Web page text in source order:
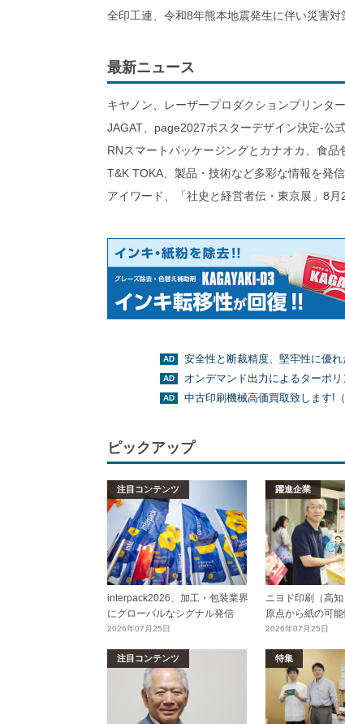
全印工連、令和8年熊本地震発生に伴い災害対
最新ニュース
キヤノン、レーザープロダクションプリンタ
JAGAT、page2027ポスターデザイン決定-公
RNスマートパッケージングとカナオカ、食品
T&K TOKA、製品・技術など多彩な情報を発
アイワード、「社史と経営者伝・東京展」8
安全性と断裁精度、堅牢性に優
オンデマンド出力によるターポ
中古印刷機械高価買取致します!
ピックアップ
注目コンテンツ
interpack2026、加工・包装業界
にグローバルなシグナル発信
2026年07月25日
躍進企業
ニヨド印刷（高
原点から紙の可
2026年07月25日
注目コンテンツ 特集